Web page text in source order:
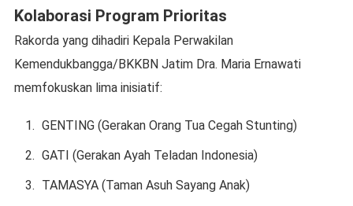
Kolaborasi Program Prioritas
Rakorda yang dihadiri Kepala Perwakilan
Kemendukbangga/BKKBN Jatim Dra. Maria Ernawati
memfokuskan lima inisiatif:
GENTING (Gerakan Orang Tua Cegah Stunting)
GATI (Gerakan Ayah Teladan Indonesia)
TAMASYA (Taman Asuh Sayang Anak)